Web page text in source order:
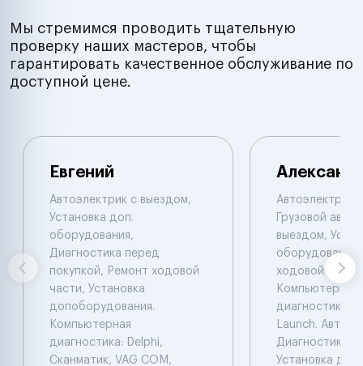
Мы стремимся проводить тщательную
проверку наших мастеров, чтобы
гарантировать качественное обслуживание по
доступной цене.
Евгений
Автоэлектрик с выездом,
Установка доп.
оборудования,
Диагностика перед
покупкой, Ремонт ходовой
части, Установка
допоборудования.
Компьютерная
диагностика: Delphi,
Сканматик, VAG COM,
Автоэлектрик
Грузовой
выездом,
ходовой части.
Компьютерная
диагностика:
Launch.
Диагностика.
Установка доп